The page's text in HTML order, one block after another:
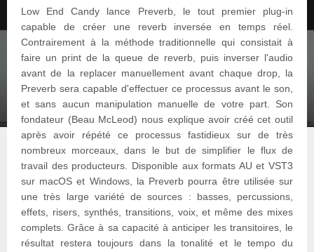
Low End Candy lance Preverb, le tout premier plug-in
capable de créer une reverb inversée en temps réel.
Contrairement à la méthode traditionnelle qui consistait à
faire un print de la queue de reverb, puis inverser l'audio
avant de la replacer manuellement avant chaque drop, la
Preverb sera capable d'effectuer ce processus avant le son,
et sans aucun manipulation manuelle de votre part. Son
fondateur (Beau McLeod) nous explique avoir créé cet outil
après avoir répété ce processus fastidieux sur de très
nombreux morceaux, dans le but de simplifier le flux de
travail des producteurs. Disponible aux formats AU et VST3
sur macOS et Windows, la Preverb pourra être utilisée sur
une très large variété de sources : basses, percussions,
effets, risers, synthés, transitions, voix, et même des mixes
complets. Grâce à sa capacité à anticiper les transitoires, le
résultat restera toujours dans la tonalité et le tempo du